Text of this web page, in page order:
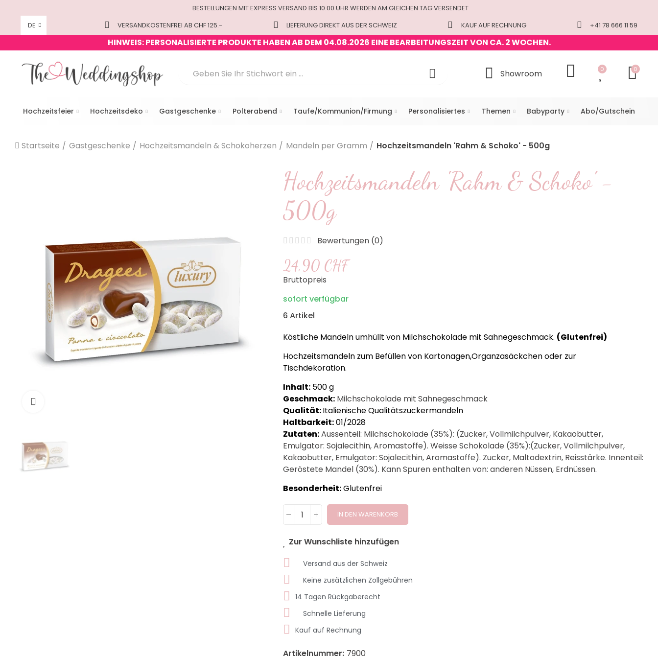
BESTELLUNGEN MIT EXPRESS VERSAND BIS 10.00 UHR WERDEN AM GLEICHEN TAG VERSENDET
DE
VERSANDKOSTENFREI AB CHF 125.- LIEFERUNG DIREKT AUS DER SCHWEIZ KAUF AUF RECHNUNG +41 78 666 11 59
HINWEIS: PERSONALISIERTE PRODUKTE HABEN AB DEM 04.08.2026 EINE BEARBEITUNGSZEIT VON CA. 2 WOCHEN.
Showroom 0 0
Hochzeitsfeier Hochzeitsdeko Gastgeschenke Polterabend Taufe/Kommunion/Firmung Personalisiertes Themen Babyparty Abo/Gutschein
Startseite Gastgeschenke Hochzeitsmandeln & Schokoherzen Mandeln per Gramm Hochzeitsmandeln 'Rahm & Schoko' - 500g
Hochzeitsmandeln 'Rahm & Schoko' -
500g
Bewertungen (0)
24,90 CHF
Bruttopreis
sofort verfügbar
6 Artikel
Köstliche Mandeln umhüllt von Milchschokolade mit Sahnegeschmack. (Glutenfrei)
Hochzeitsmandeln zum Befüllen von Kartonagen,Organzasäckchen oder zur
Tischdekoration.
Inhalt:500 g
Geschmack: Milchschokolade mit Sahnegeschmack
Qualität:Italienische Qualitätszuckermandeln
Haltbarkeit:01/2028
Zutaten:Aussenteil: Milchschokolade (35%): (Zucker, Vollmilchpulver, Kakaobutter,
Emulgator: Sojalecithin, Aromastoffe). Weisse Schokolade (35%):(Zucker, Vollmilchpulver,
Kakaobutter, Emulgator: Sojalecithin, Aromastoffe). Zucker, Maltodextrin, Reisstärke. Innenteil:
Geröstete Mandel (30%). Kann Spuren enthalten von: anderen Nüssen, Erdnüssen.
Besonderheit:Glutenfrei
IN DEN WARENKORB
Zur Wunschliste hinzufügen
Versand aus der Schweiz
Keine zusätzlichen Zollgebühren
14 Tagen Rückgaberecht
Schnelle Lieferung
Kauf auf Rechnung
Artikelnummer: 7900